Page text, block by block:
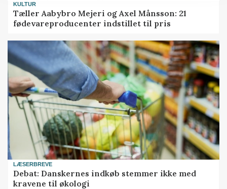
KULTUR
Tæller Aabybro Mejeri og Axel Månsson: 21
fødevareproducenter indstillet til pris
LÆSERBREVE
Debat: Danskernes indkøb stemmer ikke med
kravene til økologi